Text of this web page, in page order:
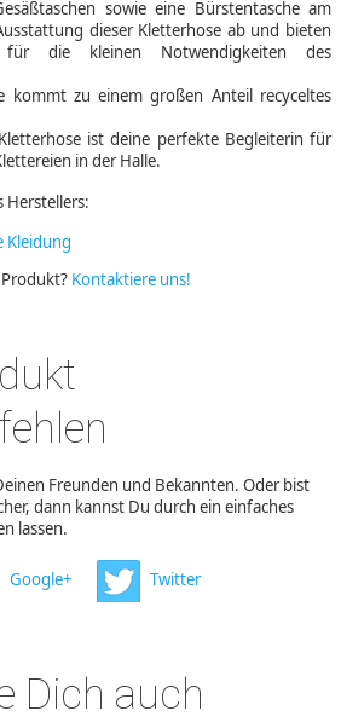
sowie eine Bürstentasche am
dieser Kletterhose ab und bieten
für die kleinen Notwendigkeiten des
kommt zu einem großen Anteil recyceltes
ist deine perfekte Begleiterin für
in der Halle.
Herstellers:
Kleidung
Kontaktiere uns!
Freunden und Bekannten. Oder bist
dann kannst Du durch ein einfaches
lassen.
Google+ Twitter
Dich auch